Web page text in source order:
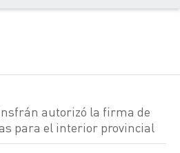
autorizó la firma de
para el interior provincial